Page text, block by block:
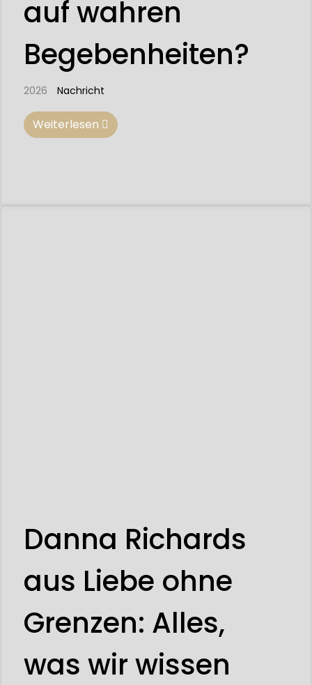
auf wahren
Begebenheiten?
2026 Nachricht
Weiterlesen
Danna Richards
aus Liebe ohne
Grenzen: Alles,
was wir wissen